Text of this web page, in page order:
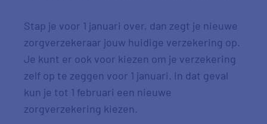
Stap je voor 1 januari over, dan zegt je nieuwe
zorgverzekeraar jouw huidige verzekering op.
Je kunt er ook voor kiezen om je verzekering
zelf op te zeggen voor 1 januari. In dat geval
kun je tot 1 februari een nieuwe
zorgverzekering kiezen.